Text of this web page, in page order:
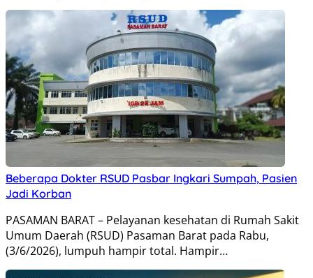
Beberapa Dokter RSUD Pasbar Ingkari Sumpah, Pasien
Jadi Korban
PASAMAN BARAT – Pelayanan kesehatan di Rumah Sakit
Umum Daerah (RSUD) Pasaman Barat pada Rabu,
(3/6/2026), lumpuh hampir total. Hampir…